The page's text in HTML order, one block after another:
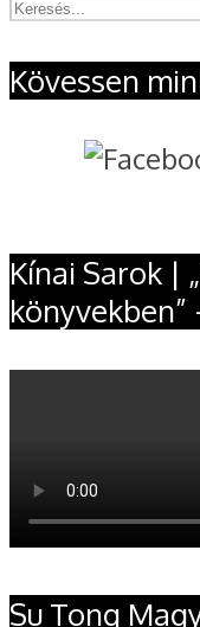
Kövessen
Kínai Sarok |
Su Tong